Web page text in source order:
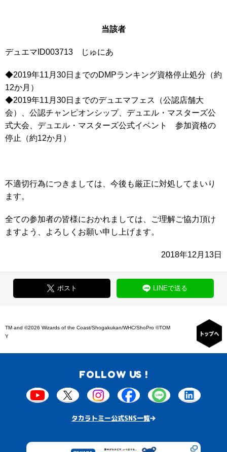
当該者
デュエマID003713 じゅにあ
◆2019年11月30日までのDMPランキング資格停止処分（約
12か月）
◆2019年11月30日までのデュエマフェス（公認店舗大
会）、公認チャンピオンシップ、デュエル・マスターズ公
式大会、デュエル・マスターズ公式イベント 参加資格の
停止（約12か月）
不適切行為につきましては、今後も厳正に対処してまいり
ます。
全ての参加者の皆様におかれましては、ご理解ご協力頂け
ますよう、よろしくお願い申し上げます。
2018年12月13日
ポスト LINEで送る
TM and ©2026 Wizards of the Coast/Shogakukan/WHC/ShoPro ©TOM
Y
FOLLOW US !
タカラトミー公式SNS一覧